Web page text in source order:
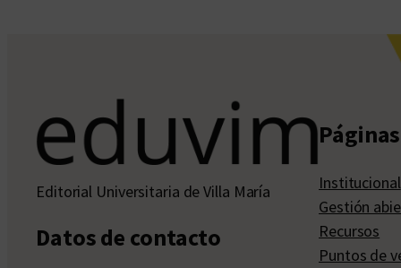
Editorial Universitaria de Villa María
Datos de contacto
Institucional
Gestión
Recursos
Puntos de